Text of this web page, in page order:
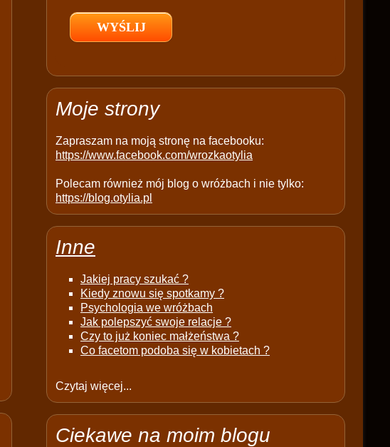
e
p
y
Moje strony
Zapraszam na moją stronę na facebooku:
https://www.facebook.com/wrozkaotylia
Polecam również mój blog o wróżbach i nie tylko:
https://blog.otylia.pl
Inne
Jakiej pracy szukać ?
Kiedy znowu się spotkamy ?
Psychologia we wróżbach
Jak polepszyć swoje relacje ?
Czy to już koniec małżeństwa ?
Co facetom podoba się w kobietach ?
Czytaj więcej...
Ciekawe na moim blogu